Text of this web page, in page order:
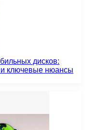
дисков:
ключевые нюансы